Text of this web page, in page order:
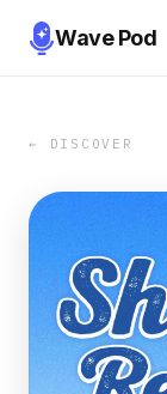
Wave Pod
← DISCOVER